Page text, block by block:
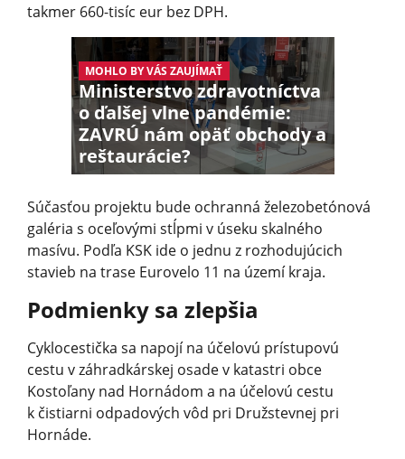
takmer 660-tisíc eur bez DPH.
MOHLO BY VÁS ZAUJÍMAŤ
Ministerstvo zdravotníctva
o ďalšej vlne pandémie:
ZAVRÚ nám opäť obchody a
reštaurácie?
Súčasťou projektu bude ochranná železobetónová
galéria s oceľovými stĺpmi v úseku skalného
masívu. Podľa KSK ide o jednu z rozhodujúcich
stavieb na trase Eurovelo 11 na území kraja.
Podmienky sa zlepšia
Cyklocestička sa napojí na účelovú prístupovú
cestu v záhradkárskej osade v katastri obce
Kostoľany nad Hornádom a na účelovú cestu
k čistiarni odpadových vôd pri Družstevnej pri
Hornáde.